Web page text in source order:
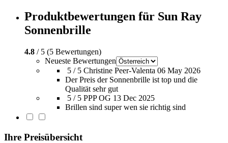
Produktbewertungen für Sun Ray
Sonnenbrille
4.8 / 5 (5 Bewertungen)
Neueste Bewertungen
5 / 5 Christine Peer-Valenta 06 May 2026
Der Preis der Sonnenbrille ist top und die
Qualität sehr gut
5 / 5 PPP OG 13 Dec 2025
Brillen sind super wen sie richtig sind
Ihre Preisübersicht